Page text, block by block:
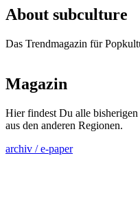
About subculture
Das Trendmagazin für
Magazin
Hier findest Du alle
aus den anderen Regionen.
archiv / e-paper